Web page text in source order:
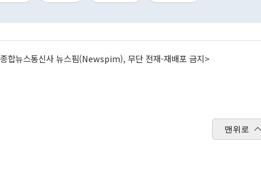
합뉴스통신사 뉴스핌(Newspim), 무단 전재-재배포 금지>
맨위로